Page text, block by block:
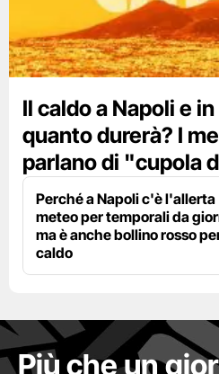
Il caldo a Napoli e
quanto durerà? I
parlano di "cupola
Perché a Napoli c'è l'allerta
meteo per temporali da
ma è anche bollino rosso
caldo
Più che un